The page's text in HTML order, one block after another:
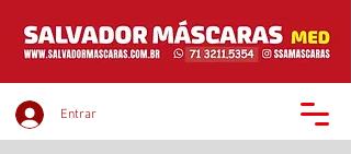
Entrar